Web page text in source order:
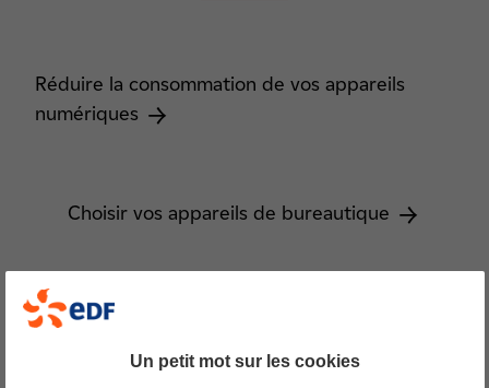
Réduire la consommation de vos appareils
numériques
Choisir vos appareils de bureautique
Les labels Éco pour mieux choisir ses appareils
Un petit mot sur les cookies